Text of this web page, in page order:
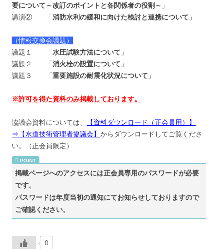
要について～改訂のポイントと各関係者の役割～ 」
講演② 「消防水利の緩和に向けた検討と連携について 」
（情報交換会議題）
議題１ 「水圧試験方法について 」
議題２ 「消火栓の設置について 」
議題３ 「重要施設の耐震化状況について 」
※許可を得た資料のみ掲載しております。
協議会資料については、
【資料ダウンロード（正会員用）】
⇒【水道技術管理者協議会】 からダウンロードしてご覧くださ
い。（正会員限定）
掲載ページへのアクセスには正会員専用のパスワードが必要
です。
パスワードは年度当初の通知にてお知らせしておりますので
ご確認ください。
0